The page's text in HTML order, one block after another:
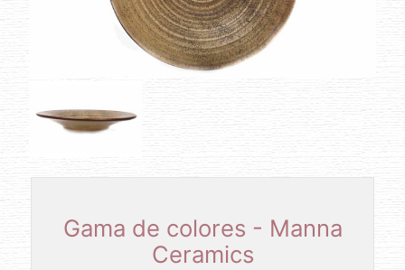
Gama de colores - Manna
Ceramics